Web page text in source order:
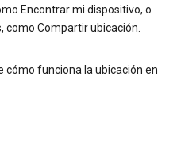
Encontrar mi dispositivo, o
como Compartir ubicación.
funciona la ubicación en